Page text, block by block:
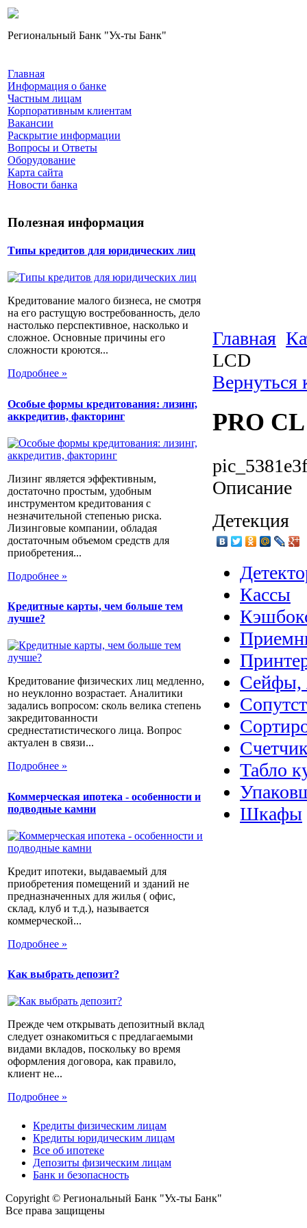
Региональный Банк "Ух-ты Банк"
Главная
Информация о банке
Частным лицам
Корпоративным клиентам
Вакансии
Раскрытие информации
Вопросы и Ответы
Оборудование
Карта сайта
Новости банка
Полезная информация
Типы кредитов для юридических лиц
Кредитование малого бизнеса, не смотря
на его растущую востребованность, дело
настолько перспективное, насколько и
сложное. Основные причины его
сложности кроются...
Подробнее »
Особые формы кредитования: лизинг,
аккредитив, факторинг
Лизинг является эффективным,
достаточно простым, удобным
инструментом кредитования с
незначительной степенью риска.
Лизинговые компании, обладая
достаточным объемом средств для
приобретения...
Подробнее »
Кредитные карты, чем больше тем
лучше?
Кредитование физических лиц медленно,
но неуклонно возрастает. Аналитики
задались вопросом: сколь велика степень
закредитованности
среднестатистического лица. Вопрос
актуален в связи...
Подробнее »
Коммерческая ипотека - особенности и
подводные камни
Кредит ипотеки, выдаваемый для
приобретения помещений и зданий не
предназначенных для жилья ( офис,
склад, клуб и т.д.), называется
коммерческой...
Подробнее »
Как выбрать депозит?
Прежде чем открывать депозитный вклад
следует ознакомиться с предлагаемыми
видами вкладов, поскольку во время
оформления договора, как правило,
клиент не...
Подробнее »
Главная
LCD
Вернуться
PRO
Описание
Детекция
Кассы
Сейфы,
Табло
Шкафы
Кредиты физическим лицам
Кредиты юридическим лицам
Все об ипотеке
Депозиты физическим лицам
Банк и безопасность
Copyright © Региональный Банк "Ух-ты Банк"
Все права защищены